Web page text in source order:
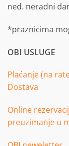
ned. neradni
*praznicima
OBI USLUGE
Plaćanje (na
Dostava
Online
preuzimanje u